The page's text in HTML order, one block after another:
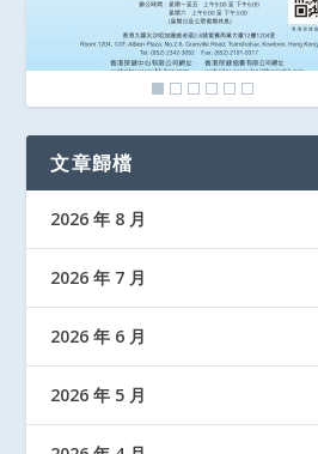
文章歸檔
2026 年 8 月
2026 年 7 月
2026 年 6 月
2026 年 5 月